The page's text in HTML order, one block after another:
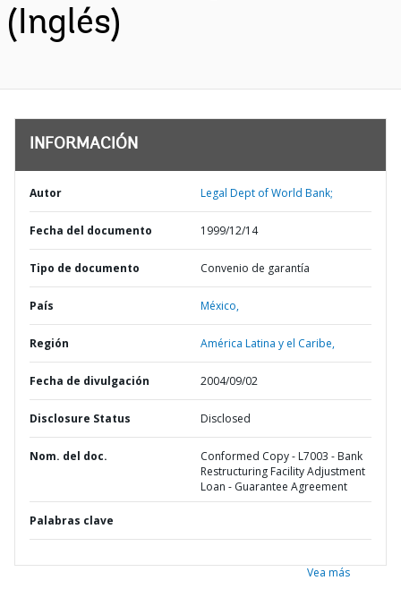
(Inglés)
INFORMACIÓN
Autor Legal Dept of World Bank;
Fecha del documento 1999/12/14
Tipo de documento Convenio de garantía
País México,
Región América Latina y el Caribe,
Fecha de divulgación 2004/09/02
Disclosure Status Disclosed
Nom. del doc.
Conformed Copy - L7003 - Bank
Restructuring Facility Adjustment
Loan - Guarantee Agreement
Palabras clave
Vea más